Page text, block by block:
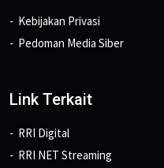
Kebijakan Privasi
Pedoman Media Siber
Link Terkait
RRI Digital
RRI NET Streaming